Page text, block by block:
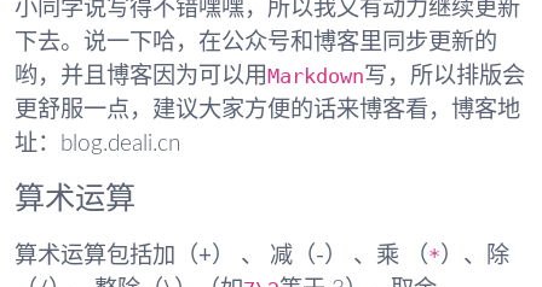
小同学说写得不错嘿嘿，所以我又有动力继续更新
下去。说一下哈，在公众号和博客里同步更新的
哟，并且博客因为可以用Markdown写，所以排版会
更舒服一点，建议大家方便的话来博客看，博客地
址：blog.deali.cn
算术运算
算术运算包括加（+） 、 减（-） 、 乘 （*） 、
除